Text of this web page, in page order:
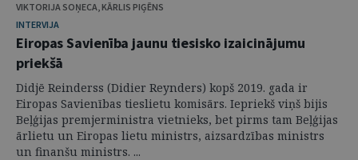
VIKTORIJA SOŅECA, KĀRLIS PIĢĒNS
INTERVIJA
Eiropas Savienība jaunu tiesisko izaicinājumu
priekšā
Didjē Reinderss (Didier Reynders) kopš 2019. gada ir
Eiropas Savienības tieslietu komisārs. Iepriekš viņš bijis
Beļģijas premjerministra vietnieks, bet pirms tam Beļģijas
ārlietu un Eiropas lietu ministrs, aizsardzības ministrs
un finanšu ministrs. ...